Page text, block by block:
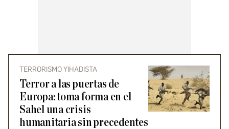
TERRORISMO YIHADISTA
Terror a las puertas de
Europa: toma forma en el
Sahel una crisis
humanitaria sin precedentes